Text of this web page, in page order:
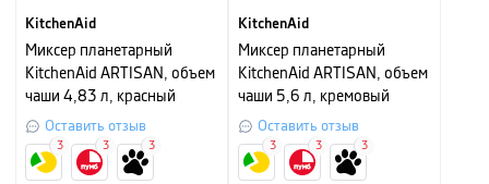
KitchenAid
Миксер планетарный
KitchenAid ARTISAN, объем
чаши 4,83 л, красный
Оставить отзыв
3 3 3
KitchenAid
Миксер планетарный
KitchenAid ARTISAN, объем
чаши 5,6 л, кремовый
Оставить отзыв
3 3 3